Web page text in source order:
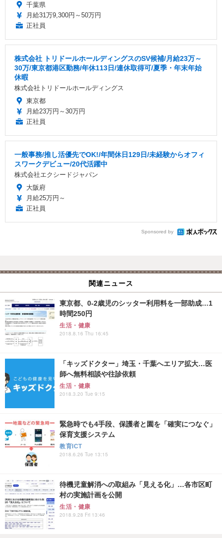
千葉県
月給31万9,300円～50万円
正社員
株式会社 トリドールホールディングスのSV候補/月給23万～
30万/東京都港区勤務/年休113日/連休取得可/夏季・年末年始
休暇
株式会社トリドールホールディングス
東京都
月給23万円～30万円
正社員
一般事務/推し活優先でOK!/年間休日129日/未経験からオフィ
スワークデビュー/20代活躍中
株式会社エクシードジャパン
大阪府
月給25万円～
正社員
Sponsored by
関連ニュース
東京都、0-2歳児のシッター利用料を一部助成…1
時間250円
生活・健康
2018.8.16 Thu 16:45
「キッズドクター」埼玉・千葉へエリア拡大…医
師へ無料相談や往診依頼
生活・健康
2018.3.20 Tue 9:15
緊急時でも4手段、保護者と園を「確実につなぐ」
保育支援システム
教育ICT
2018.6.26 Tue 13:15
待機児童解消への取組み「見える化」…各市区町
村の実施計画を公開
生活・健康
2018.9.28 Fri 13:46